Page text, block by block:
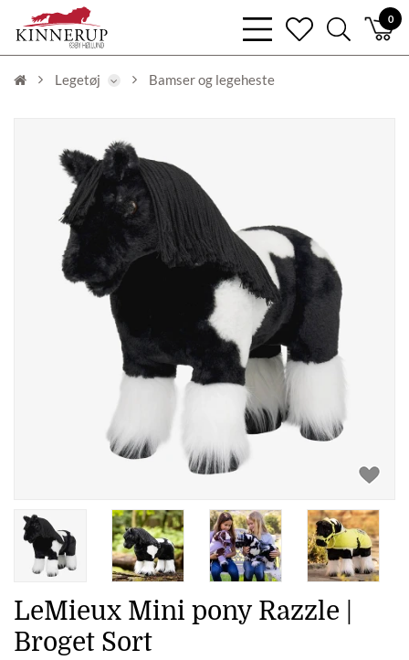
0
bars
light
heart
search
light
Legetøj Bamser og legeheste
LeMieux Mini pony Razzle |
Broget Sort